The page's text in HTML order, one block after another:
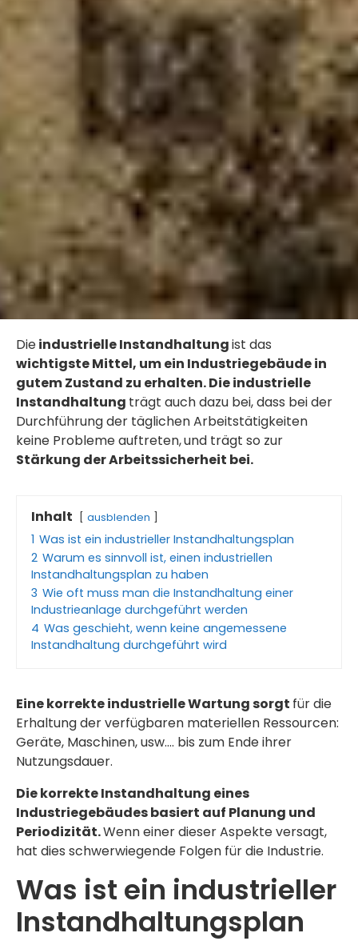
Dieindustrielle Instandhaltungist das
wichtigste Mittel, um ein Industriegebäude in
gutem Zustand zu erhalten. Die industrielle
Instandhaltung trägt auch dazu bei, dass bei der
Durchführung der täglichen Arbeitstätigkeiten
keine Probleme auftreten,und trägt so zur
Stärkung der Arbeitssicherheit bei.
Inhalt ausblenden
1 Was ist ein industrieller Instandhaltungsplan
2 Warum es sinnvoll ist, einen industriellen
Instandhaltungsplan zu haben
3 Wie oft muss man die Instandhaltung einer
Industrieanlage durchgeführt werden
4 Was geschieht, wenn keine angemessene
Instandhaltung durchgeführt wird
Eine korrekte industrielle Wartung sorgt für die
Erhaltung der verfügbaren materiellen Ressourcen:
Geräte, Maschinen, usw…. bis zum Ende ihrer
Nutzungsdauer.
Die korrekte Instandhaltung eines
Industriegebäudes basiert auf Planung und
Periodizität.Wenn einer dieser Aspekte versagt,
hat dies schwerwiegende Folgen für die Industrie.
Was ist ein industrieller
Instandhaltungsplan